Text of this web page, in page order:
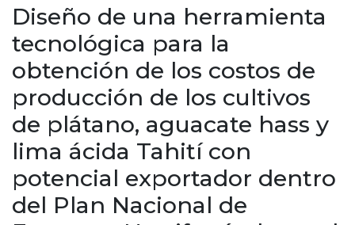
Statistics
Diseño de una herramienta
tecnológica para la
obtención de los costos de
producción de los cultivos
de plátano, aguacate hass y
lima ácida Tahití con
potencial exportador dentro
del Plan Nacional de